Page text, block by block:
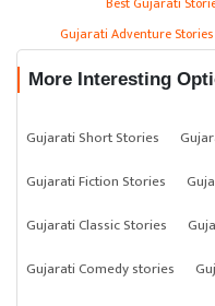
Gujarati Adventure Stories
More Interesting
Gujarati Short Stories
Gujarati Fiction Stories
Gujarati Classic Stories
Gujarati Comedy stories